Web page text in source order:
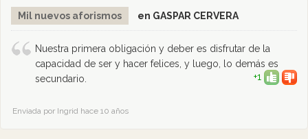
Mil nuevos aforismos en GASPAR CERVERA
Nuestra primera obligación y deber es disfrutar de la
capacidad de ser y hacer felices, y luego, lo demás es
secundario.
+1
Enviada por Ingrid hace 10 años